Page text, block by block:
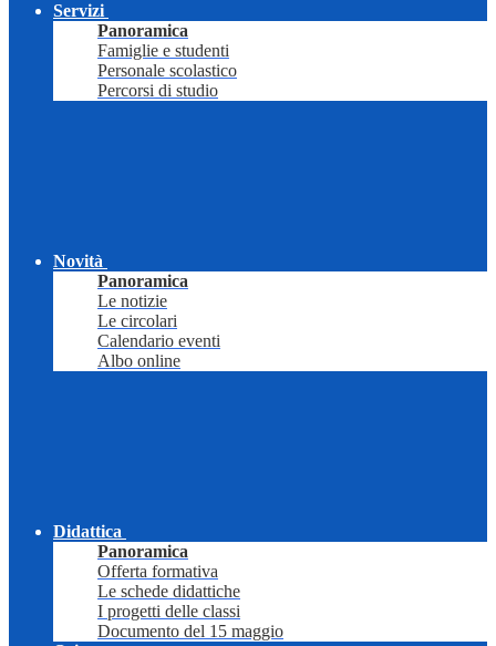
Servizi
Panoramica
Famiglie e studenti
Personale scolastico
Percorsi di studio
Novità
Panoramica
Le notizie
Le circolari
Calendario eventi
Albo online
Didattica
Panoramica
Offerta formativa
Le schede didattiche
I progetti delle classi
Documento del 15 maggio